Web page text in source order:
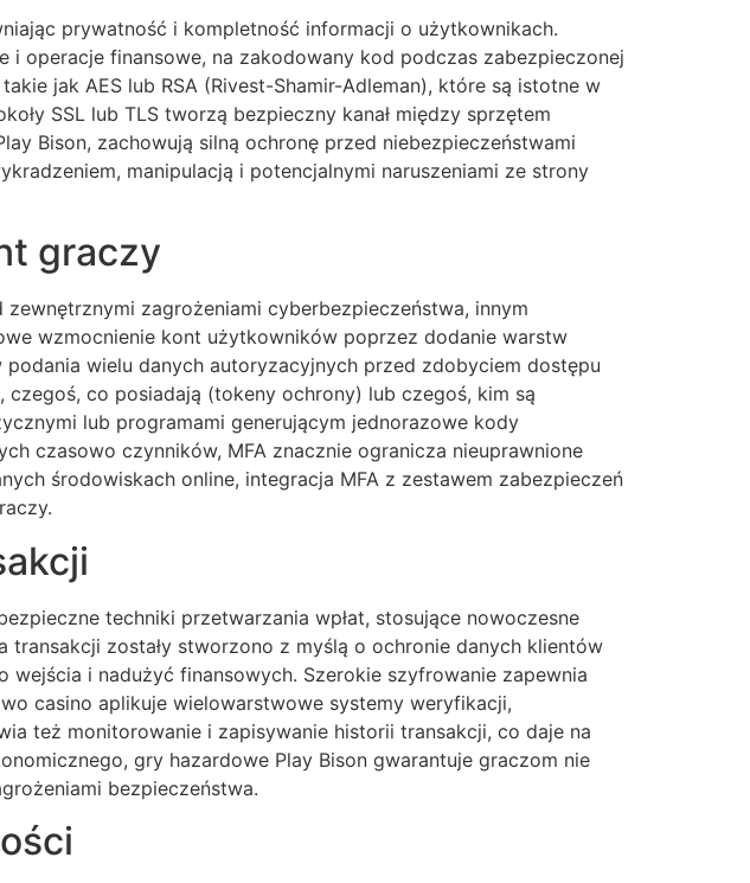
prywatność i kompletność informacji o użytkownikach.
i operacje finansowe, na zakodowany kod podczas zabezpieczonej
jak AES lub RSA (Rivest-Shamir-Adleman), które są istotne w
SSL lub TLS tworzą bezpieczny kanał między sprzętem
Bison, zachowują silną ochronę przed niebezpieczeństwami
manipulacją i potencjalnymi naruszeniami ze strony
graczy
zagrożeniami cyberbezpieczeństwa, innym
wzmocnienie kont użytkowników poprzez dodanie warstw
wielu danych autoryzacyjnych przed zdobyciem dostępu
co posiadają (tokeny ochrony) lub czegoś, kim są
lub programami generującym jednorazowe kody
czasowo czynników, MFA znacznie ogranicza nieuprawnione
środowiskach online, integracja MFA z zestawem zabezpieczeń
techniki przetwarzania wpłat, stosujące nowoczesne
zostały stworzono z myślą o ochronie danych klientów
i nadużyć finansowych. Szerokie szyfrowanie zapewnia
casino aplikuje wielowarstwowe systemy weryfikacji,
też monitorowanie i zapisywanie historii transakcji, co daje na
gry hazardowe Play Bison gwarantuje graczom nie
bezpieczeństwa.